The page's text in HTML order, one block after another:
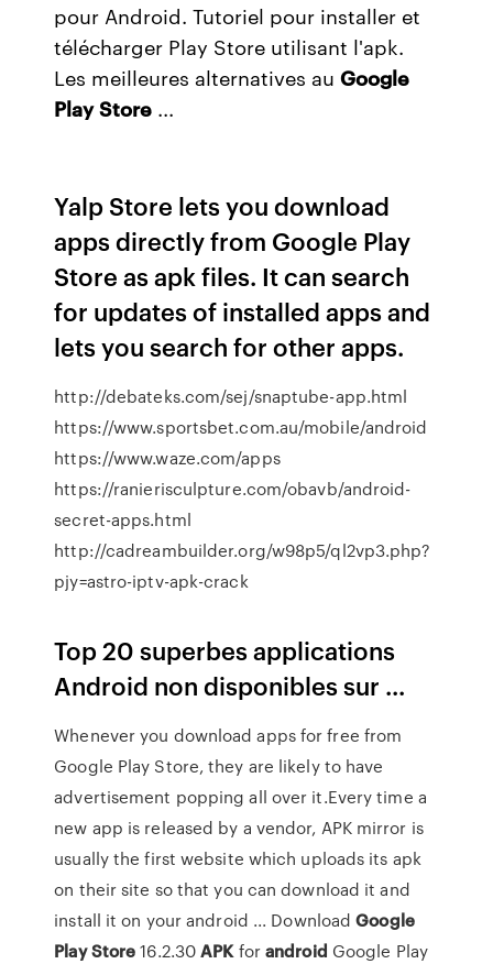
pour Android. Tutoriel pour installer et
télécharger Play Store utilisant l'apk.
Les meilleures alternatives auGoogle
Play Store ...
Yalp Store lets you download
apps directly from Google Play
Store as apk files. It can search
for updates of installed apps and
lets you search for other apps.
http://debateks.com/sej/snaptube-app.html
https://www.sportsbet.com.au/mobile/android
https://www.waze.com/apps
https://ranierisculpture.com/obavb/android-
secret-apps.html
http://cadreambuilder.org/w98p5/ql2vp3.php?
pjy=astro-iptv-apk-crack
Top 20 superbes applications
Android non disponibles sur ...
Whenever you download apps for free from
Google Play Store, they are likely to have
advertisement popping all over it.Every time a
new app is released by a vendor, APK mirror is
usually the first website which uploads its apk
on their site so that you can download it and
install it on your android ... DownloadGoogle
Play Store16.2.30APKforandroid Google Play